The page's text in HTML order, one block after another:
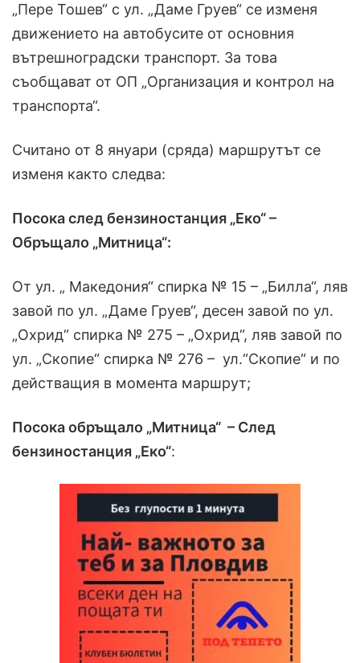
„Пере Тошев“ с ул. „Даме Груев“ се изменя
движението на автобусите от основния
вътрешноградски транспорт. За това
съобщават от ОП „Организация и контрол на
транспорта“.
Считано от 8 януари (сряда) маршрутът се
изменя както следва:
Посока след бензиностанция „Еко“ –
Обръщало „Митница“:
От ул. „ Македония“ спирка № 15 – „Билла“, ляв
завой по ул. „Даме Груев“, десен завой по ул.
„Охрид“ спирка № 275 – „Охрид“, ляв завой по
ул. „Скопие“ спирка № 276 – ул.“Скопие“ и по
действащия в момента маршрут;
Посока обръщало „Митница“ – След
бензиностанция „Еко“: